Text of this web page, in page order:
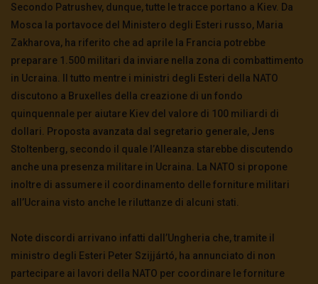
Secondo Patrushev, dunque, tutte le tracce portano a Kiev. Da
Mosca la portavoce del Ministero degli Esteri russo, Maria
Zakharova, ha riferito che ad aprile la Francia potrebbe
preparare 1.500 militari da inviare nella zona di combattimento
in Ucraina.
Il tutto mentre i ministri degli Esteri della NATO
discutono a Bruxelles della creazione di un fondo
quinquennale per aiutare Kiev del valore di 100 miliardi di
dollari. Proposta avanzata dal segretario generale, Jens
Stoltenberg, secondo il quale l’Alleanza starebbe discutendo
anche una presenza militare in Ucraina. La NATO si propone
inoltre di assumere il coordinamento delle forniture militari
all’Ucraina visto anche le riluttanze di alcuni stati.
Note discordi arrivano infatti dall’Ungheria che, tramite il
ministro degli Esteri Peter Szijjártó, ha annunciato di non
partecipare ai lavori della NATO per coordinare le forniture